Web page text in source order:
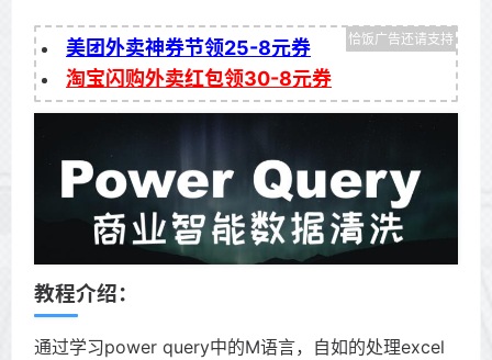
美团外卖神券节领25-8元券
淘宝闪购外卖红包领30-8元券
教程介绍：
通过学习power query中的M语言，自如的处理excel